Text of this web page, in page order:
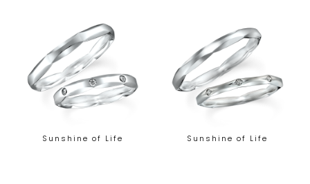
Sunshine of Life Sunshine of Life